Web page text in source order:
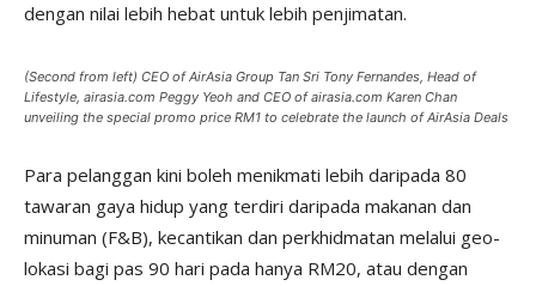
dengan nilai lebih hebat untuk lebih penjimatan.
(Second from left) CEO of AirAsia Group Tan Sri Tony Fernandes, Head of
Lifestyle, airasia.com Peggy Yeoh and CEO of airasia.com Karen Chan
unveiling the special promo price RM1 to celebrate the launch of AirAsia Deals
Para pelanggan kini boleh menikmati lebih daripada 80
tawaran gaya hidup yang terdiri daripada makanan dan
minuman (F&B), kecantikan dan perkhidmatan melalui geo-
lokasi bagi pas 90 hari pada hanya RM20, atau dengan